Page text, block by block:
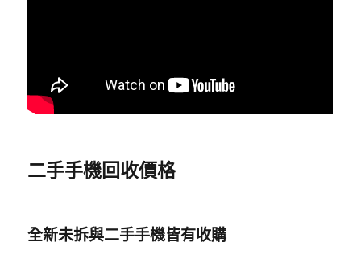
二手手機回收價格
全新未拆與二手手機皆有收購